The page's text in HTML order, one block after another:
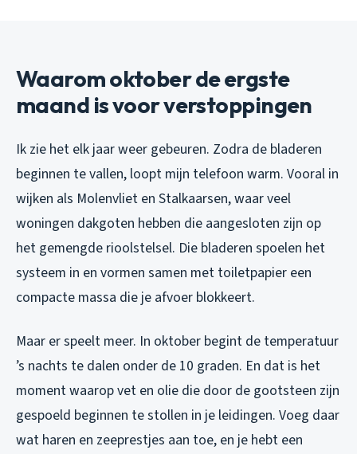
Waarom oktober de ergste
maand is voor verstoppingen
Ik zie het elk jaar weer gebeuren. Zodra de bladeren
beginnen te vallen, loopt mijn telefoon warm. Vooral in
wijken als Molenvliet en Stalkaarsen, waar veel
woningen dakgoten hebben die aangesloten zijn op
het gemengde rioolstelsel. Die bladeren spoelen het
systeem in en vormen samen met toiletpapier een
compacte massa die je afvoer blokkeert.
Maar er speelt meer. In oktober begint de temperatuur
’s nachts te dalen onder de 10 graden. En dat is het
moment waarop vet en olie die door de gootsteen zijn
gespoeld beginnen te stollen in je leidingen. Voeg daar
wat haren en zeeprestjes aan toe, en je hebt een